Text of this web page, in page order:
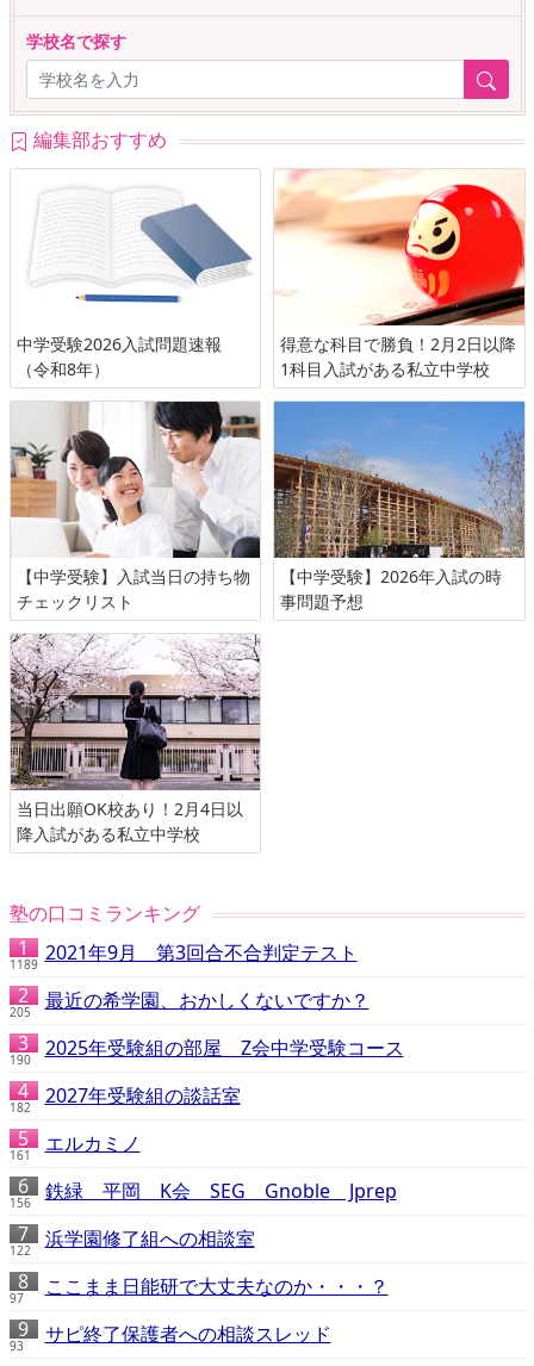
学校名で探す
編集部おすすめ
中学受験2026入試問題速報
（令和8年）
得意な科目で勝負！2月2日以降
1科目入試がある私立中学校
【中学受験】入試当日の持ち物
チェックリスト
【中学受験】2026年入試の時
事問題予想
当日出願OK校あり！2月4日以
降入試がある私立中学校
塾の口コミランキング
1189 2021年9月 第3回合不合判定テスト
205 最近の希学園、おかしくないですか？
190 2025年受験組の部屋 Z会中学受験コース
182 2027年受験組の談話室
161 エルカミノ
156 鉄緑 平岡 K会 SEG Gnoble Jprep
122 浜学園修了組への相談室
97 ここまま日能研で大丈夫なのか・・・？
93 サピ終了保護者への相談スレッド